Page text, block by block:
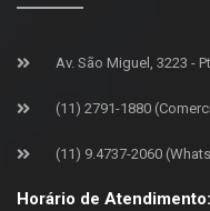
Av. São Miguel, 3223 -
(11) 2791-1880
(11) 9.4737-2060
Horário de Atendimento: